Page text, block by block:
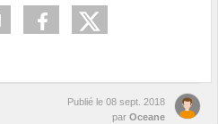
Publié le 08 sept. 2018
par Oceane